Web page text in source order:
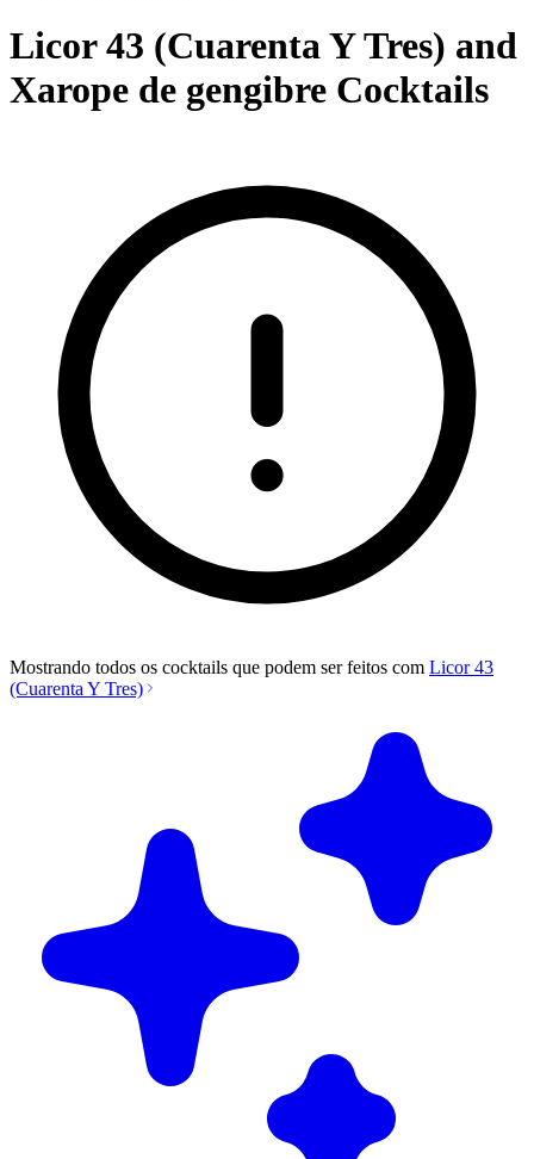
Licor 43 (Cuarenta Y Tres) and
Xarope de gengibre Cocktails
Mostrando todos os cocktails que podem ser feitos com Licor 43
(Cuarenta Y Tres)